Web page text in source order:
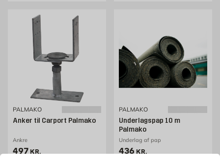
PALMAKO
Anker til Carport Palmako
Ankre
Pris 497 kr. /stk
497 KR.
PALMAKO
Underlagspap 10 m
Palmako
Underlag af pap
Pris 436 kr. /stk
436 KR.